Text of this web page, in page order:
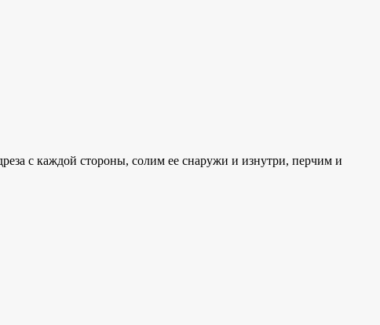
с каждой стороны, солим ее снаружи и изнутри, перчим и